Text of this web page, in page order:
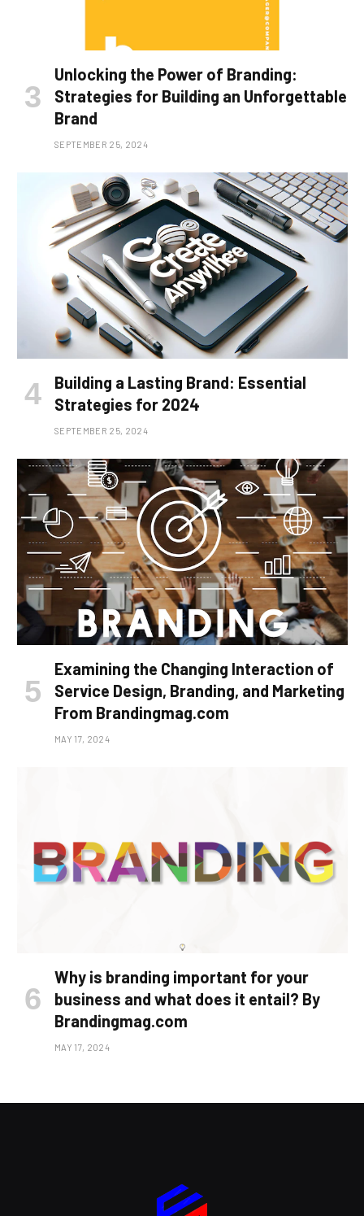
Unlocking the Power of Branding:
Strategies for Building an Unforgettable
Brand
SEPTEMBER 25, 2024
Building a Lasting Brand: Essential
Strategies for 2024
SEPTEMBER 25, 2024
Examining the Changing Interaction of
Service Design, Branding, and Marketing
From Brandingmag.com
MAY 17, 2024
Why is branding important for your
business and what does it entail? By
Brandingmag.com
MAY 17, 2024